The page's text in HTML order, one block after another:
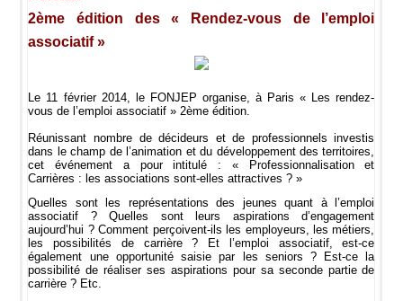
2ème édition des « Rendez-vous de l’emploi
associatif »
Le 11 février 2014, le FONJEP organise, à Paris « Les rendez-
vous de l’emploi associatif » 2ème édition.
Réunissant nombre de décideurs et de professionnels investis
dans le champ de l’animation et du développement des territoires,
cet événement a pour intitulé :
« Professionnalisation et
Carrières : les associations sont-elles attractives ? »
Quelles sont les représentations des jeunes quant à l’emploi
associatif ? Quelles sont leurs aspirations d’engagement
aujourd’hui ? Comment perçoivent-ils les employeurs, les métiers,
les possibilités de carrière ? Et l’emploi associatif, est-ce
également une opportunité saisie par les seniors ? Est-ce la
possibilité de réaliser ses aspirations pour sa seconde partie de
carrière ? Etc.